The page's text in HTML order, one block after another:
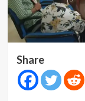
Share